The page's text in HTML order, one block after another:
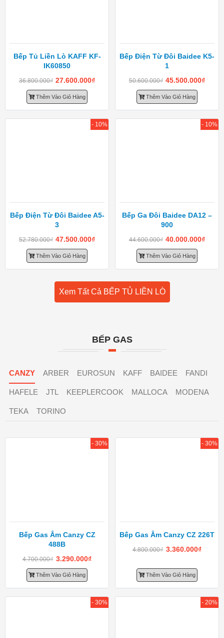
Bếp Tủ Liền Lò KAFF KF-
IK60850
36.800.000₫ 27.600.000₫
Thêm Vào Giỏ Hàng
Bếp Điện Từ Đôi Baidee K5-
1
50.600.000₫ 45.500.000₫
Thêm Vào Giỏ Hàng
Bếp Điện Từ Đôi Baidee A5-
3
52.780.000₫ 47.500.000₫
Thêm Vào Giỏ Hàng
- 10%
Bếp Ga Đôi Baidee DA12 –
900
44.600.000₫ 40.000.000₫
Thêm Vào Giỏ Hàng
- 10%
Xem Tất Cả BẾP TỦ LIỀN LÒ
BẾP GAS
CANZY ARBER EUROSUN KAFF BAIDEE FANDI
HAFELE JTL KEEPLERCOOK MALLOCA MODENA
TEKA TORINO
Bếp Gas Âm Canzy CZ
488B
4.700.000₫ 3.290.000₫
Thêm Vào Giỏ Hàng
- 30%
Bếp Gas Âm Canzy CZ 226T
4.800.000₫ 3.360.000₫
Thêm Vào Giỏ Hàng
- 30%
- 30% - 20%